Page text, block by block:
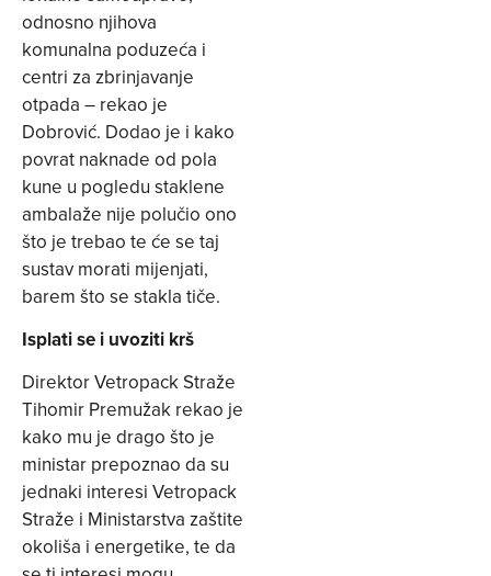
odnosno njihova
komunalna poduzeća i
centri za zbrinjavanje
otpada – rekao je
Dobrović. Dodao je i kako
povrat naknade od pola
kune u pogledu staklene
ambalaže nije polučio ono
što je trebao te će se taj
sustav morati mijenjati,
barem što se stakla tiče.
Isplati se i uvoziti krš
Direktor Vetropack Straže
Tihomir Premužak rekao je
kako mu je drago što je
ministar prepoznao da su
jednaki interesi Vetropack
Straže i Ministarstva zaštite
okoliša i energetike, te da